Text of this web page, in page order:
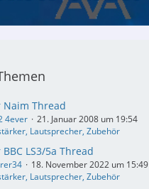
Naim Thread
4ever
21. Januar 2008 um 19:54
Lautsprecher, Zubehör
BBC LS3/5a Thread
18. November 2022 um 15:49
Lautsprecher, Zubehör